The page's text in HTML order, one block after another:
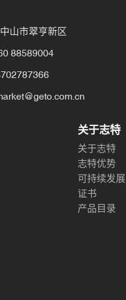
山市翠亨新区
88589004
关于志特
关于志特
志特优势
可持续发展
证书
产品目录